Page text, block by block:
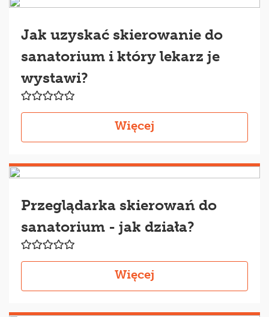
Jak uzyskać skierowanie do
sanatorium i który lekarz je
wystawi?
Więcej
Przeglądarka skierowań do
sanatorium - jak działa?
Więcej